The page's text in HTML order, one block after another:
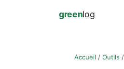
greenlog
Accueil Outils